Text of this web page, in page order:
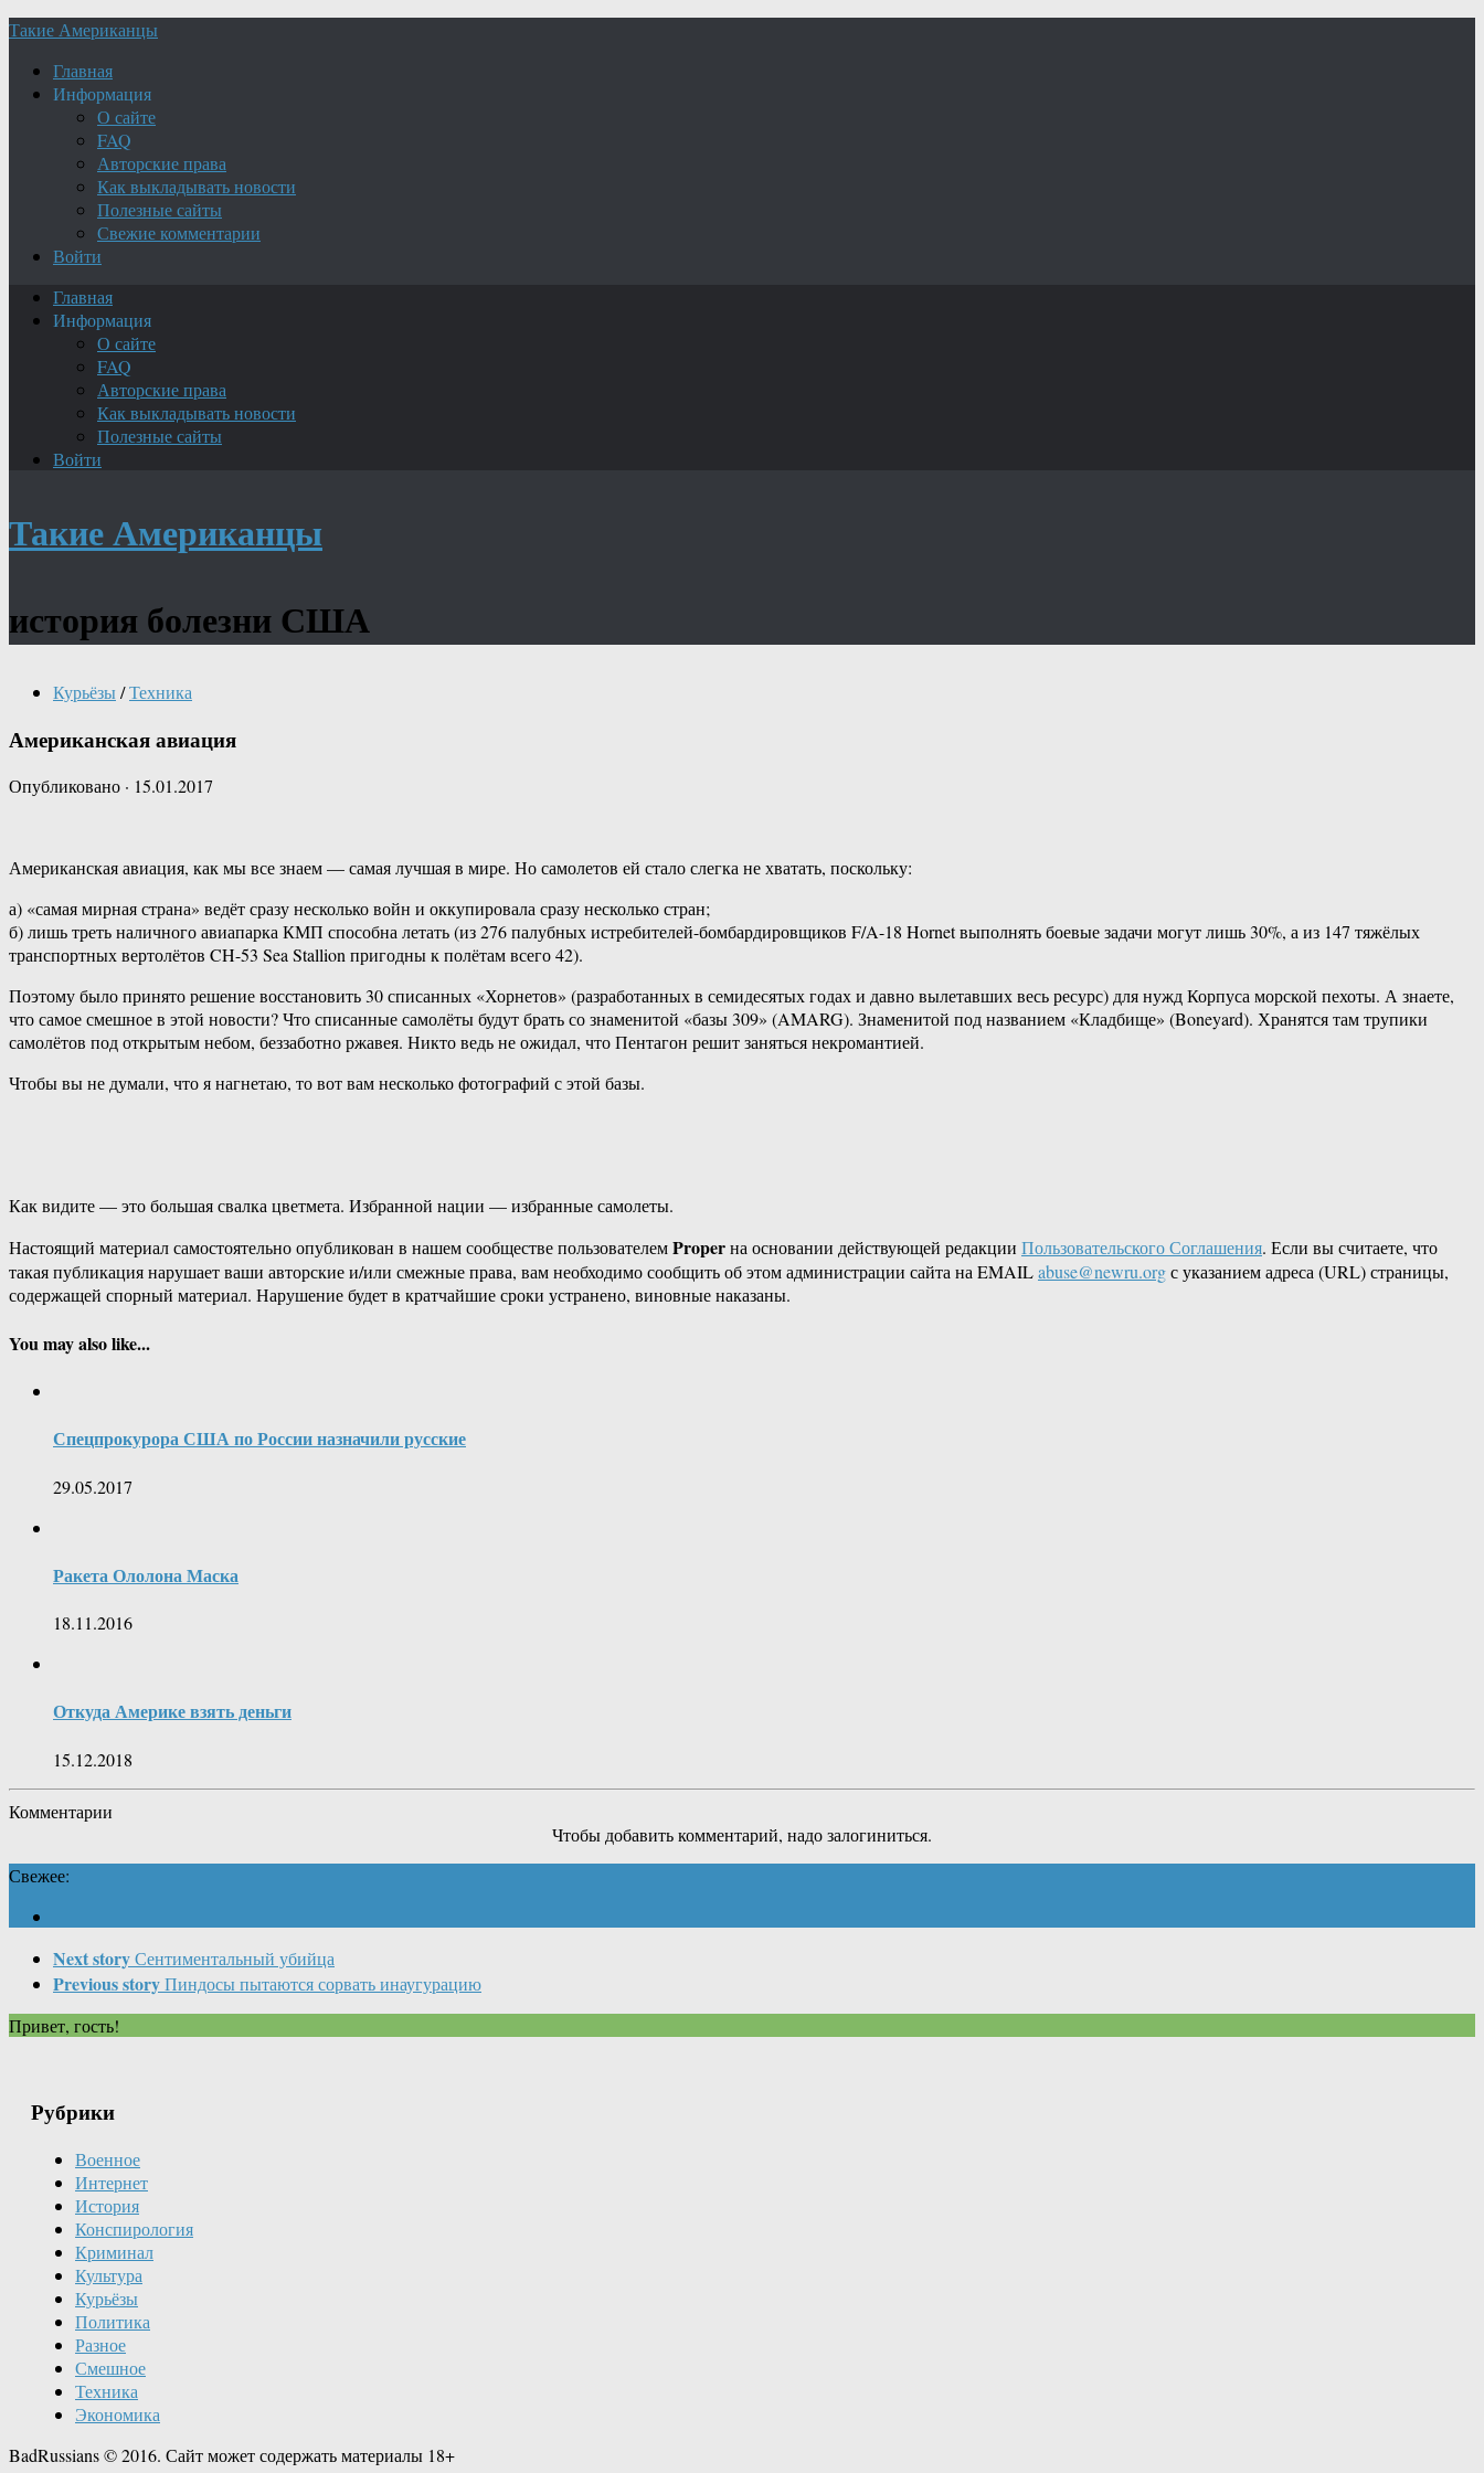
Такие Американцы
Главная
Информация
О сайте
FAQ
Авторские права
Как выкладывать новости
Полезные сайты
Свежие комментарии
Войти
Главная
Информация
О сайте
FAQ
Авторские права
Как выкладывать новости
Полезные сайты
Войти
Такие Американцы
история болезни США
Курьёзы/Техника
Американская авиация
Опубликовано · 15.01.2017
Американская авиация, как мы все знаем — самая лучшая в мире. Но самолетов ей стало слегка не хватать, поскольку:
а) «самая мирная страна» ведёт сразу несколько войн и оккупировала сразу несколько стран;
б) лишь треть наличного авиапарка КМП способна летать (из 276 палубных истребителей-бомбардировщиков F/A-18 Hornet выполнять боевые задачи могут лишь 30%, а из 147 тяжёлых
транспортных вертолётов CH-53 Sea Stallion пригодны к полётам всего 42).
Поэтому было принято решение восстановить 30 списанных «Хорнетов» (разработанных в семидесятых годах и давно вылетавших весь ресурс) для нужд Корпуса морской пехоты. А знаете,
что самое смешное в этой новости? Что списанные самолёты будут брать со знаменитой «базы 309» (AMARG). Знаменитой под названием «Кладбище» (Boneyard). Хранятся там трупики
самолётов под открытым небом, беззаботно ржавея. Никто ведь не ожидал, что Пентагон решит заняться некромантией.
Чтобы вы не думали, что я нагнетаю, то вот вам несколько фотографий с этой базы.
Как видите — это большая свалка цветмета. Избранной нации — избранные самолеты.
Настоящий материал самостоятельно опубликован в нашем сообществе пользователемProperна основании действующей редакции Пользовательского Соглашения. Если вы считаете, что
такая публикация нарушает ваши авторские и/или смежные права, вам необходимо сообщить об этом администрации сайта на EMAILabuse@newru.orgс указанием адреса (URL) страницы,
содержащей спорный материал. Нарушение будет в кратчайшие сроки устранено, виновные наказаны.
You may also like...
Спецпрокурора США по России назначили русские
29.05.2017
Ракета Ололона Маска
18.11.2016
Откуда Америке взять деньги
15.12.2018
Комментарии
Чтобы добавить комментарий, надо залогиниться.
Свежее:
Next storyСентиментальный убийца
Previous storyПиндосы пытаются сорвать инаугурацию
Привет, гость!
Рубрики
Военное
Интернет
История
Конспирология
Криминал
Культура
Курьёзы
Политика
Разное
Смешное
Техника
Экономика
BadRussians © 2016. Сайт может содержать материалы 18+